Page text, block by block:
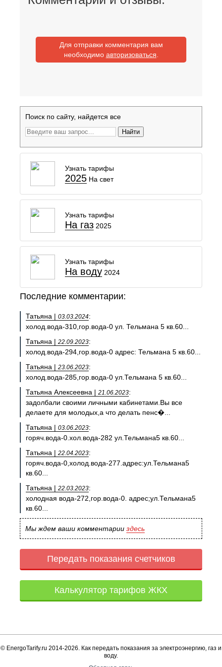
Для отправки комментария вам
необходимо авторизоваться
Поиск по сайту, найдется все
Найти
Узнать тарифы
2025 На свет
Узнать тарифы
На газ 2025
Узнать тарифы
На воду 2024
Последние комментарии:
Татьяна | 03.03.2024:
холод.вода-310,гор.вода-0 ул. Тельмана 5 кв.60...
Татьяна | 22.09.2023:
холод.вода-294,гор.вода-0 адрес: Тельмана 5 кв.60...
Татьяна | 23.06.2023:
холод.вода-285,гор.вода-0 ул.Тельмана 5 кв.60...
Татьяна Алексеевна | 21.06.2023:
задолбали своими личными кабинетами.Вы все
делаете для молодых,а что делать пенс�...
Татьяна | 03.06.2023:
горяч.вода-0.хол.вода-282 ул.Тельмана5 кв.60...
Татьяна | 22.04.2023:
горяч.вода-0,холод.вода-277.адрес:ул.Тельмана5
кв.60...
Татьяна | 22.03.2023:
холодная вода-272,гор.вода-0. адрес;ул.Тельмана5
кв.60...
Мы ждем ваши комментарии здесь
Передать показания счетчиков
Калькулятор тарифов ЖКХ
© EnergoTarify.ru 2014-2026. Как передать показания за электроэнергию, газ и
воду.